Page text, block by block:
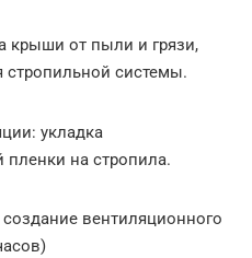
крыши от пыли и грязи,
стропильной системы.
укладка
пленки на стропила.
вентиляционного